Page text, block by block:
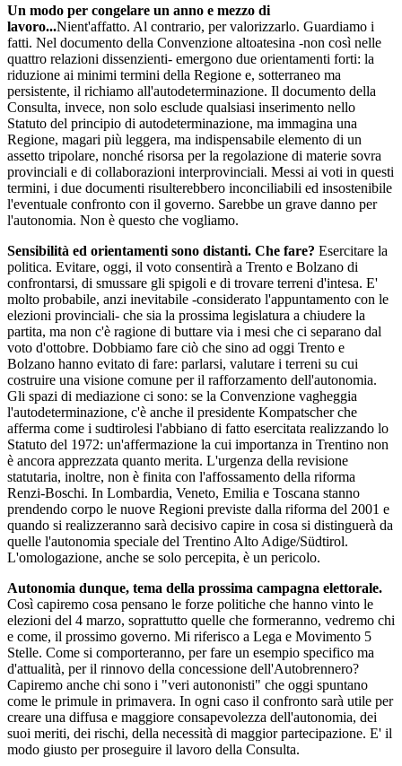
Un modo per congelare un anno e mezzo di
lavoro...Nient'affatto. Al contrario, per valorizzarlo. Guardiamo i
fatti. Nel documento della Convenzione altoatesina -non così nelle
quattro relazioni dissenzienti- emergono due orientamenti forti: la
riduzione ai minimi termini della Regione e, sotterraneo ma
persistente, il richiamo all'autodeterminazione. Il documento della
Consulta, invece, non solo esclude qualsiasi inserimento nello
Statuto del principio di autodeterminazione, ma immagina una
Regione, magari più leggera, ma indispensabile elemento di un
assetto tripolare, nonché risorsa per la regolazione di materie sovra
provinciali e di collaborazioni interprovinciali. Messi ai voti in questi
termini, i due documenti risulterebbero inconciliabili ed insostenibile
l'eventuale confronto con il governo. Sarebbe un grave danno per
l'autonomia. Non è questo che vogliamo.
Sensibilità ed orientamenti sono distanti. Che fare? Esercitare la
politica. Evitare, oggi, il voto consentirà a Trento e Bolzano di
confrontarsi, di smussare gli spigoli e di trovare terreni d'intesa. E'
molto probabile, anzi inevitabile -considerato l'appuntamento con le
elezioni provinciali- che sia la prossima legislatura a chiudere la
partita, ma non c'è ragione di buttare via i mesi che ci separano dal
voto d'ottobre. Dobbiamo fare ciò che sino ad oggi Trento e
Bolzano hanno evitato di fare: parlarsi, valutare i terreni su cui
costruire una visione comune per il rafforzamento dell'autonomia.
Gli spazi di mediazione ci sono: se la Convenzione vagheggia
l'autodeterminazione, c'è anche il presidente Kompatscher che
afferma come i sudtirolesi l'abbiano di fatto esercitata realizzando lo
Statuto del 1972: un'affermazione la cui importanza in Trentino non
è ancora apprezzata quanto merita. L'urgenza della revisione
statutaria, inoltre, non è finita con l'affossamento della riforma
Renzi-Boschi. In Lombardia, Veneto, Emilia e Toscana stanno
prendendo corpo le nuove Regioni previste dalla riforma del 2001 e
quando si realizzeranno sarà decisivo capire in cosa si distinguerà da
quelle l'autonomia speciale del Trentino Alto Adige/Südtirol.
L'omologazione, anche se solo percepita, è un pericolo.
Autonomia dunque, tema della prossima campagna elettorale.
Così capiremo cosa pensano le forze politiche che hanno vinto le
elezioni del 4 marzo, soprattutto quelle che formeranno, vedremo chi
e come, il prossimo governo. Mi riferisco a Lega e Movimento 5
Stelle. Come si comporteranno, per fare un esempio specifico ma
d'attualità, per il rinnovo della concessione dell'Autobrennero?
Capiremo anche chi sono i "veri autononisti" che oggi spuntano
come le primule in primavera. In ogni caso il confronto sarà utile per
creare una diffusa e maggiore consapevolezza dell'autonomia, dei
suoi meriti, dei rischi, della necessità di maggior partecipazione. E' il
modo giusto per proseguire il lavoro della Consulta.